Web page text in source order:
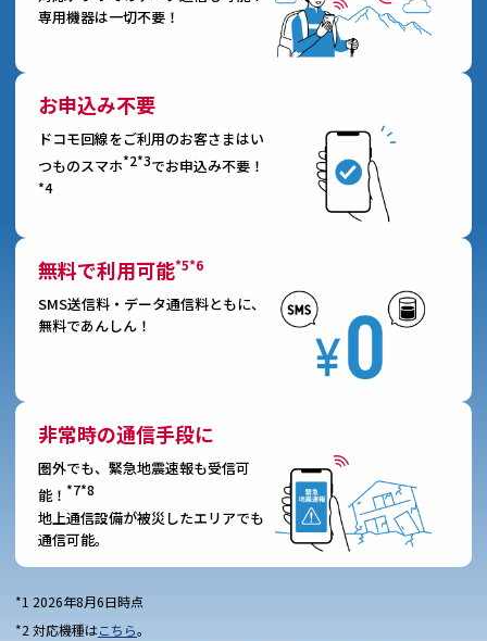
専用機器は一切不要！
お申込み不要
ドコモ回線をご利用のお客さまはい
つものスマホ*2*3でお申込み不要！
*4
無料で利用可能*5*6
SMS送信料・データ通信料ともに、
無料であんしん！
非常時の通信手段に
圏外でも、緊急地震速報も受信可
能！ *7*8
地上通信設備が被災したエリアでも
通信可能。
2026年8月6日時点
対応機種はこちら。